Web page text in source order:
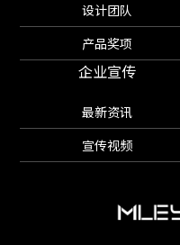
设计团队
产品奖项
企业宣传
最新资讯
宣传视频